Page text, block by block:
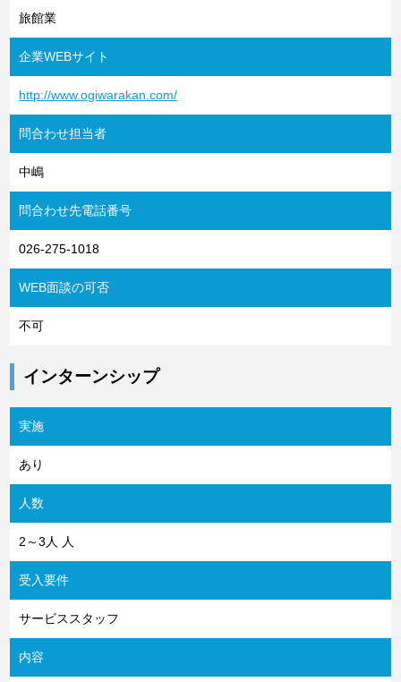
旅館業
企業WEBサイト
http://www.ogiwarakan.com/
問合わせ担当者
中嶋
問合わせ先電話番号
026-275-1018
WEB面談の可否
不可
インターンシップ
実施
あり
人数
2～3人 人
受入要件
サービススタッフ
内容